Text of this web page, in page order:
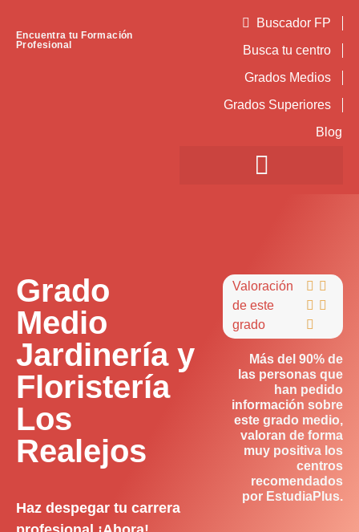
Encuentra tu Formación
Profesional
Buscador FP
Busca tu centro
Grados Medios
Grados Superiores
Blog
Grado
Medio
Jardinería y
Floristería
Los
Realejos
Haz despegar tu carrera
Valoración
de este
grado
 
 

Más del 90% de
las personas que
han pedido
información sobre
este grado medio,
valoran de forma
muy positiva los
centros
recomendados
por EstudiaPlus.